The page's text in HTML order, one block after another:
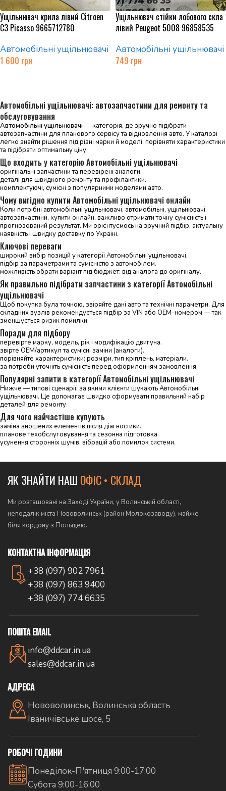
Ущільнювач крила лівий Citroen
C3 Picasso 9665712780
Автомобільні ущільнювачі
1 600 грн
Ущільнювач стійки лобового скла
лівий Peugeot 5008 96858535
Автомобільні ущільнювачі
749 грн
Автомобільні ущільнювачі: автозапчастини для ремонту та
обслуговування
Автомобільні ущільнювачі — категорія, де зручно підібрати
автозапчастини для планового сервісу та відновлення авто. У каталозі
легко знайти рішення під різні марки й моделі, порівняти характеристики
та підібрати оптимальну ціну.
Що входить у категорію Автомобільні ущільнювачі
оригінальні запчастини та перевірені аналоги.
деталі для швидкого ремонту та профілактики.
комплектуючі, сумісні з популярними моделями авто.
Чому вигідно купити Автомобільні ущільнювачі онлайн
Коли потрібні автомобільні ущільнювачі, автомобільні, ущільнювачі,
автозапчастини, купити онлайн, важливо отримати точну сумісність і
прогнозований результат. Ми орієнтуємось на зручний підбір, актуальну
наявність і швидку доставку по Україні.
Ключові переваги
широкий вибір позицій у категорії Автомобільні ущільнювачі.
підбір за параметрами та сумісністю з автомобілем.
можливість обрати варіант під бюджет: від аналога до оригіналу.
Як правильно підібрати запчастини з категорії Автомобільні
ущільнювачі
Щоб покупка була точною, звіряйте дані авто та технічні параметри. Для
складних вузлів рекомендується підбір за VIN або OEM-номером — так
зменшується ризик помилки.
Поради для підбору
перевірте марку, модель, рік і модифікацію двигуна.
звірте OEM/артикул та сумісні заміни (аналоги).
порівняйте характеристики: розміри, тип кріплень, матеріали.
за потреби уточніть сумісність перед оформленням замовлення.
Популярні запити в категорії Автомобільні ущільнювачі
Нижче — типові сценарії, за якими клієнти шукають Автомобільні
ущільнювачі. Це допомагає швидко сформувати правильний набір
деталей для ремонту.
Для чого найчастіше купують
заміна зношених елементів після діагностики.
планове техобслуговування та сезонна підготовка.
усунення сторонніх шумів, вібрацій або помилок системи.
ЯК ЗНАЙТИ НАШ ОФІС • СКЛАД
Ми розташовані на Заході України, у Волинській області,
неподалік міста Нововолинськ (район Молокозаводу), майже
біля кордону з Польщею.
КОНТАКТНА ІНФОРМАЦІЯ
+38 (097) 902 7961
+38 (097) 863 9400
+38 (097) 774 6635
ПОШТА EMAIL
info@ddcar.in.ua
sales@ddcar.in.ua
АДРЕСА
Нововолинськ, Волинська область
Іваничівське шосе, 5
РОБОЧІ ГОДИНИ
Понеділок-П'ятниця 9:00-17:00
Субота 9:00-16:00